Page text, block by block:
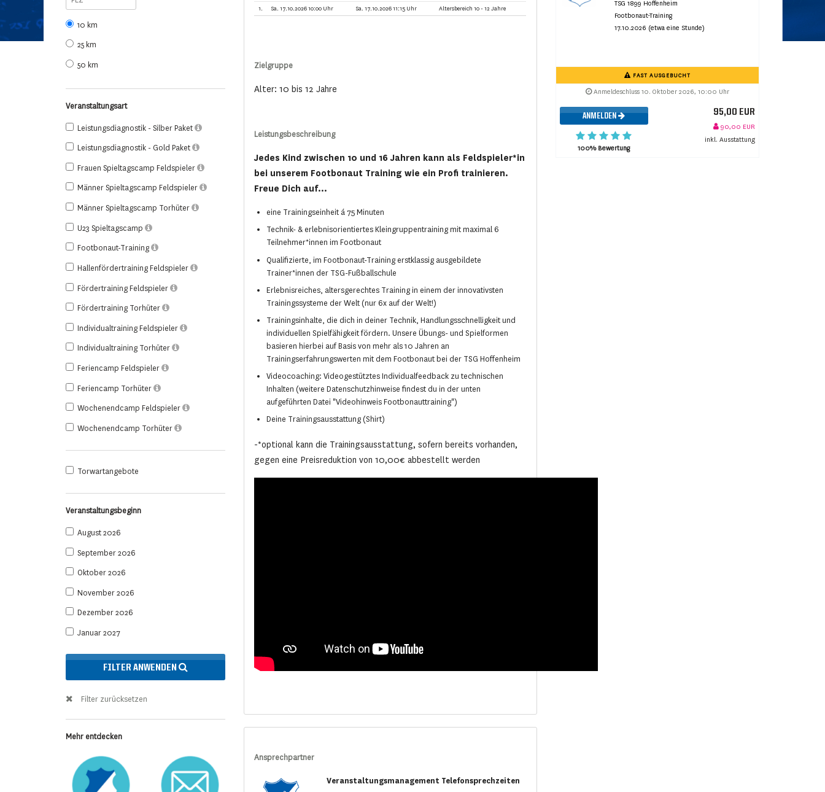
10 km
25 km
50 km
Veranstaltungsart
Leistungsdiagnostik - Silber Paket
Leistungsdiagnostik - Gold Paket
Frauen Spieltagscamp Feldspieler
Männer Spieltagscamp Feldspieler
Männer Spieltagscamp Torhüter
U23 Spieltagscamp
Footbonaut-Training
Hallenfördertraining Feldspieler
Fördertraining Feldspieler
Fördertraining Torhüter
Individualtraining Feldspieler
Individualtraining Torhüter
Feriencamp Feldspieler
Feriencamp Torhüter
Wochenendcamp Feldspieler
Wochenendcamp Torhüter
Torwartangebote
Veranstaltungsbeginn
August 2026
September 2026
Oktober 2026
November 2026
Dezember 2026
Januar 2027
FILTER ANWENDEN
Filter zurücksetzen
Mehr entdecken
1.
Sa. 17.10.2026 10:00 Uhr Sa. 17.10.2026 11:15 Uhr Altersbereich 10 - 12 Jahre
Zielgruppe
Alter: 10 bis 12 Jahre
Leistungsbeschreibung
Jedes Kind zwischen 10 und 16 Jahren kann als Feldspieler*in
bei unserem Footbonaut Training wie ein Profi trainieren.
Freue Dich auf...
eine Trainingseinheit á 75 Minuten
Technik- & erlebnisorientiertes Kleingruppentraining mit maximal 6
Teilnehmer*innen im Footbonaut
Qualifizierte, im Footbonaut-Training erstklassig ausgebildete
Trainer*innen der TSG-Fußballschule
Erlebnisreiches, altersgerechtes Training in einem der innovativsten
Trainingssysteme der Welt (nur 6x auf der Welt!)
Trainingsinhalte, die dich in deiner Technik, Handlungsschnelligkeit und
individuellen Spielfähigkeit fördern. Unsere Übungs- und Spielformen
basieren hierbei auf Basis von mehr als 10 Jahren an
Trainingserfahrungswerten mit dem Footbonaut bei der TSG Hoffenheim
Videocoaching: Videogestütztes Individualfeedback zu technischen
Inhalten (weitere Datenschutzhinweise findest du in der unten
aufgeführten Datei "Videohinweis Footbonauttraining")
Deine Trainingsausstattung (Shirt)
-*optional kann die Trainingsausstattung, sofern bereits vorhanden,
gegen eine Preisreduktion von 10,00€ abbestellt werden
Ansprechpartner
Veranstaltungsmanagement Telefonsprechzeiten
TSG 1899 Hoffenheim
Footbonaut-Training
17.10.2026 (etwa eine Stunde)
FAST AUSGEBUCHT
Anmeldeschluss 10. Oktober 2026, 10:00 Uhr
ANMELDEN
100% Bewertung
95,00 EUR
90,00 EUR
inkl. Ausstattung